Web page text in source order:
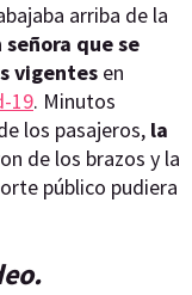
arriba de la
señora que se
vigentes en
19. Minutos
los pasajeros, la
de los brazos y la
público pudiera